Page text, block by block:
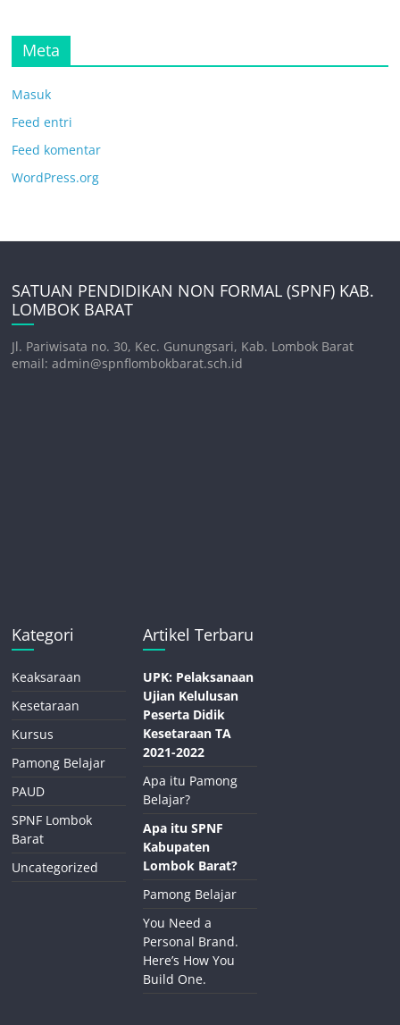
Meta
Masuk
Feed entri
Feed komentar
WordPress.org
SATUAN PENDIDIKAN NON FORMAL (SPNF) KAB.
LOMBOK BARAT
Jl. Pariwisata no. 30, Kec. Gunungsari, Kab. Lombok Barat
email: admin@spnflombokbarat.sch.id
Kategori
Keaksaraan
Kesetaraan
Kursus
Pamong Belajar
PAUD
SPNF Lombok
Barat
Uncategorized
Artikel Terbaru
UPK: Pelaksanaan
Ujian Kelulusan
Peserta Didik
Kesetaraan TA
2021-2022
Apa itu Pamong
Belajar?
Apa itu SPNF
Kabupaten
Lombok Barat?
Pamong Belajar
You Need a
Personal Brand.
Here’s How You
Build One.